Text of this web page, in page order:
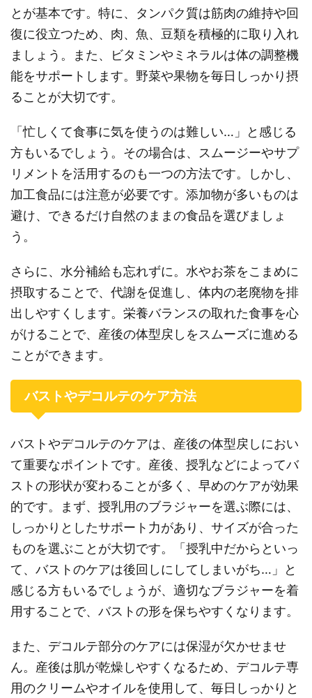
とが基本です。特に、タンパク質は筋肉の維持や回
復に役立つため、肉、魚、豆類を積極的に取り入れ
ましょう。また、ビタミンやミネラルは体の調整機
能をサポートします。野菜や果物を毎日しっかり摂
ることが大切です。
「忙しくて食事に気を使うのは難しい…」と感じる
方もいるでしょう。その場合は、スムージーやサプ
リメントを活用するのも一つの方法です。しかし、
加工食品には注意が必要です。添加物が多いものは
避け、できるだけ自然のままの食品を選びましょ
う。
さらに、水分補給も忘れずに。水やお茶をこまめに
摂取することで、代謝を促進し、体内の老廃物を排
出しやすくします。栄養バランスの取れた食事を心
がけることで、産後の体型戻しをスムーズに進める
ことができます。
バストやデコルテのケア方法
バストやデコルテのケアは、産後の体型戻しにおい
て重要なポイントです。産後、授乳などによってバ
ストの形状が変わることが多く、早めのケアが効果
的です。まず、授乳用のブラジャーを選ぶ際には、
しっかりとしたサポート力があり、サイズが合った
ものを選ぶことが大切です。「授乳中だからといっ
て、バストのケアは後回しにしてしまいがち…」と
感じる方もいるでしょうが、適切なブラジャーを着
用することで、バストの形を保ちやすくなります。
また、デコルテ部分のケアには保湿が欠かせませ
ん。産後は肌が乾燥しやすくなるため、デコルテ専
用のクリームやオイルを使用して、毎日しっかりと